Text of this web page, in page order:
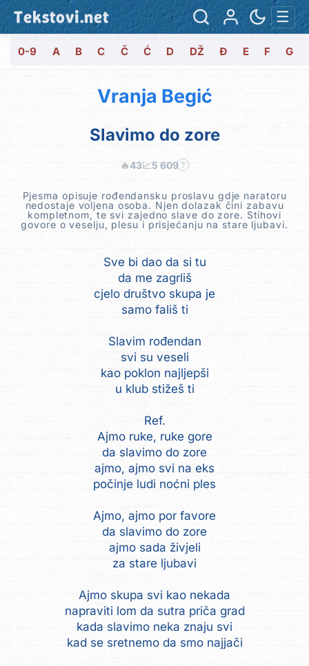
Tekstovi.net ☰
0-9 A B C Č Ć D DŽ Đ E F G
Vranja Begić
Slavimo do zore
🔥43📈5 609 ?
Pjesma opisuje rođendansku proslavu gdje naratoru
nedostaje voljena osoba. Njen dolazak čini zabavu
kompletnom, te svi zajedno slave do zore. Stihovi
govore o veselju, plesu i prisjećanju na stare ljubavi.
Sve bi dao da si tu
da me zagrliš
cjelo društvo skupa je
samo fališ ti
Slavim rođendan
svi su veseli
kao poklon najljepši
u klub stižeš ti
Ref.
Ajmo ruke, ruke gore
da slavimo do zore
ajmo, ajmo svi na eks
počinje ludi noćni ples
Ajmo, ajmo por favore
da slavimo do zore
ajmo sada živjeli
za stare ljubavi
Ajmo skupa svi kao nekada
napraviti lom da sutra priča grad
kada slavimo neka znaju svi
kad se sretnemo da smo najjači